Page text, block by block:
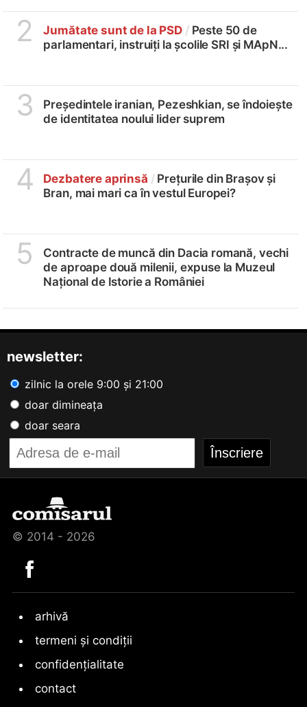
2 Jumătate sunt de la PSD / Peste 50 de
parlamentari, instruiți la școlile SRI și MApN...
3
Președintele iranian, Pezeshkian, se îndoiește
de identitatea noului lider suprem
4 Dezbatere aprinsă /Prețurile din Brașov și
Bran, mai mari ca în vestul Europei?
5
Contracte de muncă din Dacia romană, vechi
de aproape două milenii, expuse la Muzeul
Național de Istorie a României
newsletter:
zilnic la orele 9:00 și 21:00
doar dimineața
doar seara
© 2014 - 2026
arhivă
termeni și condiții
confidențialitate
contact